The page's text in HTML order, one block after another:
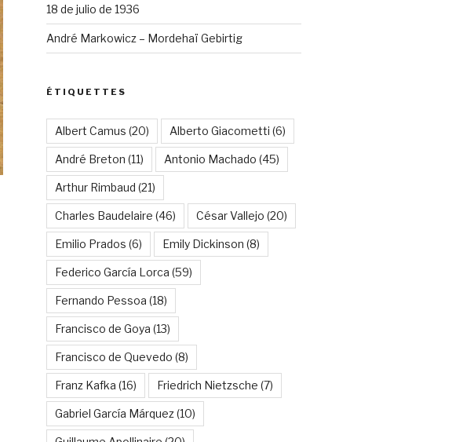
18 de julio de 1936
André Markowicz – Mordehaï Gebirtig
ÉTIQUETTES
Albert Camus (20) Alberto Giacometti (6)
André Breton (11) Antonio Machado (45)
Arthur Rimbaud (21)
Charles Baudelaire (46) César Vallejo (20)
Emilio Prados (6) Emily Dickinson (8)
Federico García Lorca (59)
Fernando Pessoa (18)
Francisco de Goya (13)
Francisco de Quevedo (8)
Franz Kafka (16) Friedrich Nietzsche (7)
Gabriel García Márquez(10)